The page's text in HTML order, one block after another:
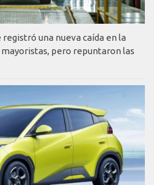
una nueva caída en la
pero repuntaron las